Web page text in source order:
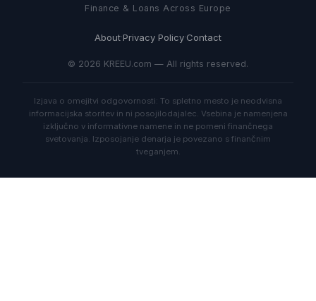
Finance & Loans Across Europe
About·Privacy Policy·Contact
© 2026 KREEU.com — All rights reserved.
Izjava o omejitvi odgovornosti: To spletno mesto je neodvisna
informacijska storitev in ni posojilodajalec. Vsebina je namenjena
izključno v informativne namene in ne pomeni finančnega
svetovanja. Izposojanje denarja je povezano s finančnim
tveganjem.